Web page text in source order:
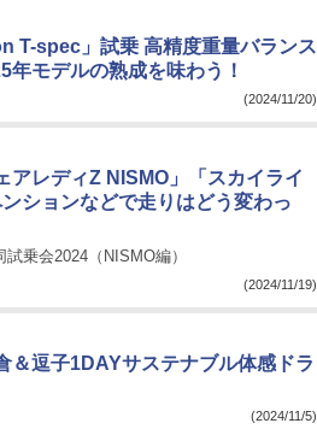
T-spec」試乗 高精度重量バランス
年モデルの熟成を味わう！
(2024/11/20)
アレディZ NISMO」「スカイライ
ションなどで走りはどう変わっ
乗会2024（NISMO編）
(2024/11/19)
＆逗子1DAYサステナブル体感ドラ
(2024/11/5)